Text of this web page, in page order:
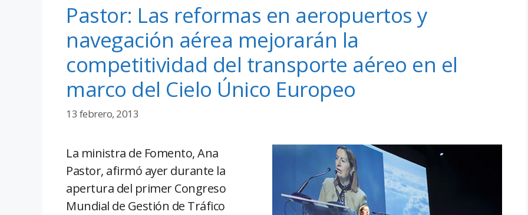
Pastor: Las reformas en aeropuertos y
navegación aérea mejorarán la
competitividad del transporte aéreo en el
marco del Cielo Único Europeo
13 febrero, 2013
La ministra de Fomento, Ana
Pastor, afirmó ayer durante la
apertura del primer Congreso
Mundial de Gestión de Tráfico